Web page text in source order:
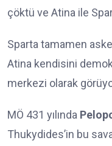
çöktü ve Atina ile
Sparta tamamen
Atina kendisini
merkezi olarak
MÖ 431 yılında
Thukydides’in bu